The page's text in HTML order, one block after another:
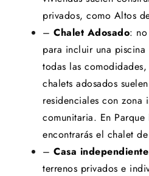
privados, como Altos
– Chalet Adosado:
para incluir una
todas las
chalets adosados
residenciales con zona
comunitaria. En
encontrarás el chalet
– Casa
terrenos privados e